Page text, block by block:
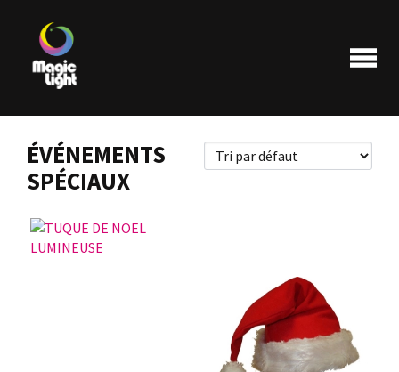
Les plus populaires
ÉVÉNEMENTS
SPÉCIAUX